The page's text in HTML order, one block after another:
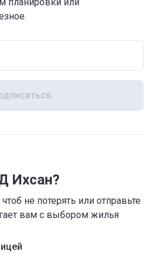
элементы и открытые
место под гостевую
разного возраста будет
игровая площадка, для
зоны отдыха. На
одно-, двух- и
с высотой потолков 2,8
предлагает несколько
Ихсан?
не потерять или отправьте
вам с выбором жилья